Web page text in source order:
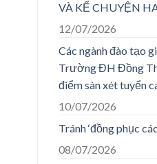
VÀ KỂ CHUYỆN
12/07/2026
Các ngành đào tạo
Trường ĐH Đồng
điểm sàn xét tuyển
10/07/2026
Tránh ‘đồng phục
08/07/2026